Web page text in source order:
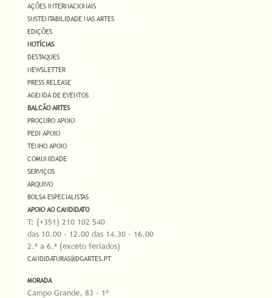
AÇÕES INTERNACIONAIS
SUSTENTABILIDADE NAS ARTES
EDIÇÕES
NOTÍCIAS
DESTAQUES
NEWSLETTER
PRESS RELEASE
AGENDA DE EVENTOS
BALCÃO ARTES
PROCURO APOIO
PEDI APOIO
TENHO APOIO
COMUNIDADE
SERVIÇOS
ARQUIVO
BOLSA ESPECIALISTAS
APOIO AO CANDIDATO
T: (+351) 210 102 540
das 10.00 - 12.00 das 14.30 - 16.00
2.ª a 6.ª (exceto feriados)
CANDIDATURAS@DGARTES.PT
MORADA
Campo Grande, 83 - 1º